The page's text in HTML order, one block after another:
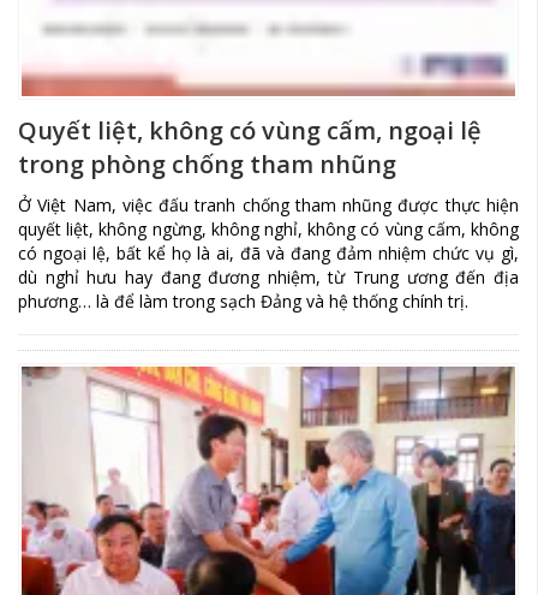
Quyết liệt, không có vùng cấm, ngoại lệ
trong phòng chống tham nhũng
Ở Việt Nam, việc đấu tranh chống tham nhũng được thực hiện
quyết liệt, không ngừng, không nghỉ, không có vùng cấm, không
có ngoại lệ, bất kể họ là ai, đã và đang đảm nhiệm chức vụ gì,
dù nghỉ hưu hay đang đương nhiệm, từ Trung ương đến địa
phương… là để làm trong sạch Đảng và hệ thống chính trị.